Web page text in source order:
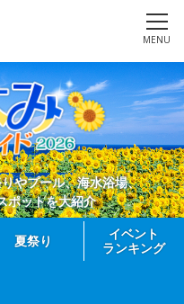
MENU
やプール、海水浴場、
ポットを大紹介
夏祭り
イベント
ランキング